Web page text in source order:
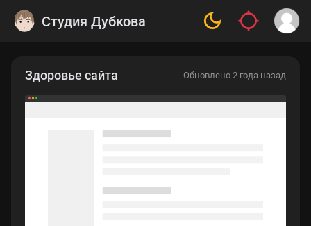
Студия Дубкова
Здоровье сайта Обновлено 2 года назад